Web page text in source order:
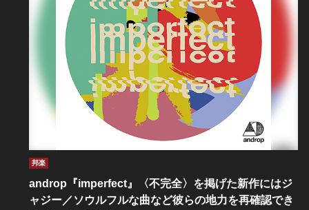
邦楽
androp『imperfect』〈不完全〉を掲げた新作にはジ
ャジー／ソウルフルな曲など彼らの地力を再確認でき